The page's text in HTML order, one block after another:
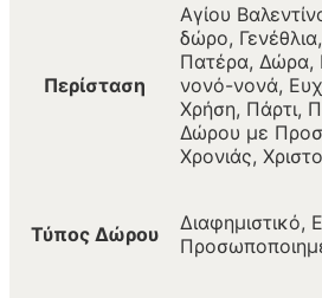
Περίσταση
Αγίου
δώρο,
Πατέρα, Δώρα,
νονό-νονά,
Χρήση, Πάρτι,
Δώρου με
Χρονιάς,
Τύπος Δώρου
Διαφημιστικό,